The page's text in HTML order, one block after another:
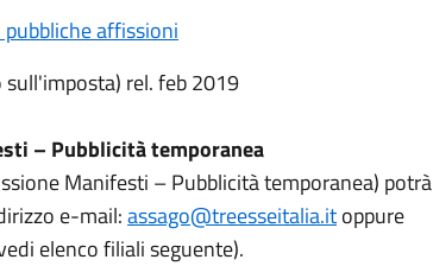
affissioni
rel. feb 2019
– Pubblicità temporanea
Manifesti – Pubblicità temporanea) potrà
e-mail:assago@treesseitalia.itoppure
elenco filiali seguente).